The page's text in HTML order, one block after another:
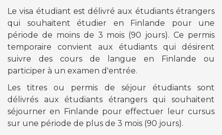
Le visa étudiant est délivré aux étudiants étrangers
qui souhaitent étudier en Finlande pour une
période de moins de 3 mois (90 jours). Ce permis
temporaire convient aux étudiants qui désirent
suivre des cours de langue en Finlande ou
participer à un examen d'entrée.
Les titres ou permis de séjour étudiants sont
délivrés aux étudiants étrangers qui souhaitent
séjourner en Finlande pour effectuer leur cursus
sur une période de plus de 3 mois (90 jours).